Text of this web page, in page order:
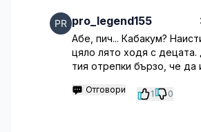
pro_legend155
Абе, пич... Кабакум?
цяло лято ходя с децата.
тия отрепки бързо, че да
Отговори 1 0